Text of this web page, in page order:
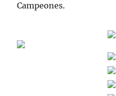
Campeones.